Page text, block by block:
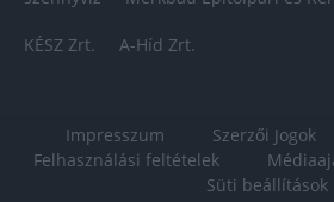
KÉSZ Zrt. A-Híd Zrt.
Impresszum Szerzői Jogok
Felhasználási feltételek
Süti beállítások